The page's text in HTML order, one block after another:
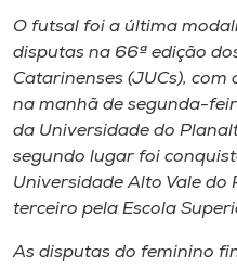
Cultura
CPA
Biblioteca
Editora
O futsal foi a última
disputas na 66ª edição
Catarinenses (JUCs),
na manhã de segunda-
da Universidade do
segundo lugar foi
Universidade Alto Vale do
terceiro pela Escola
As disputas do feminino